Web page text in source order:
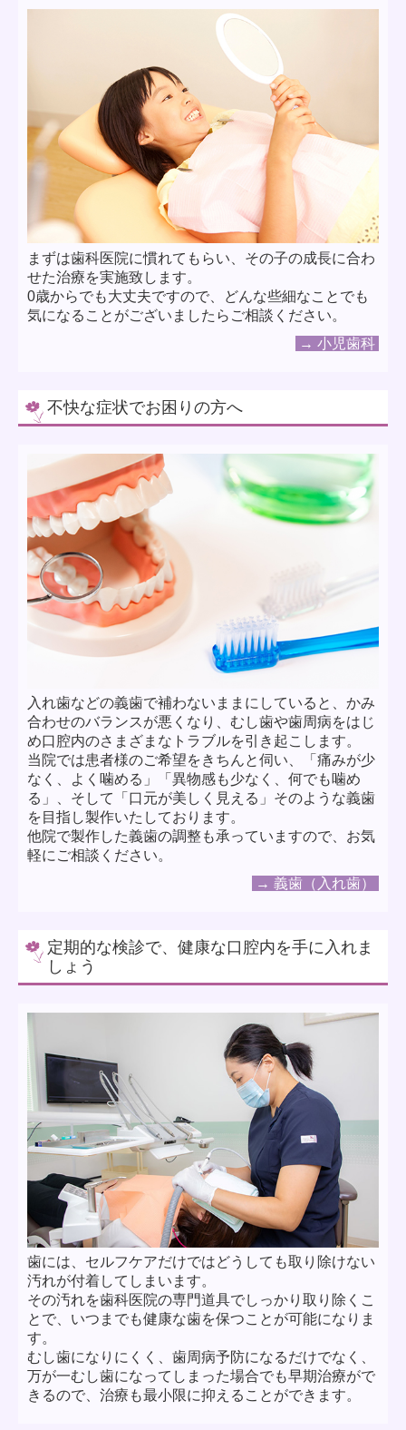
まずは歯科医院に慣れてもらい、その子の成長に合わ
せた治療を実施致します。
0歳からでも大丈夫ですので、どんな些細なことでも
気になることがございましたらご相談ください。
→ 小児歯科
不快な症状でお困りの方へ
入れ歯などの義歯で補わないままにしていると、かみ
合わせのバランスが悪くなり、むし歯や歯周病をはじ
め口腔内のさまざまなトラブルを引き起こします。
当院では患者様のご希望をきちんと伺い、「痛みが少
なく、よく噛める」「異物感も少なく、何でも噛め
る」、そして「口元が美しく見える」そのような義歯
を目指し製作いたしております。
他院で製作した義歯の調整も承っていますので、お気
軽にご相談ください。
→ 義歯（入れ歯）
定期的な検診で、健康な口腔内を手に入れま
しょう
歯には、セルフケアだけではどうしても取り除けない
汚れが付着してしまいます。
その汚れを歯科医院の専門道具でしっかり取り除くこ
とで、いつまでも健康な歯を保つことが可能になりま
す。
むし歯になりにくく、歯周病予防になるだけでなく、
万が一むし歯になってしまった場合でも早期治療がで
きるので、治療も最小限に抑えることができます。